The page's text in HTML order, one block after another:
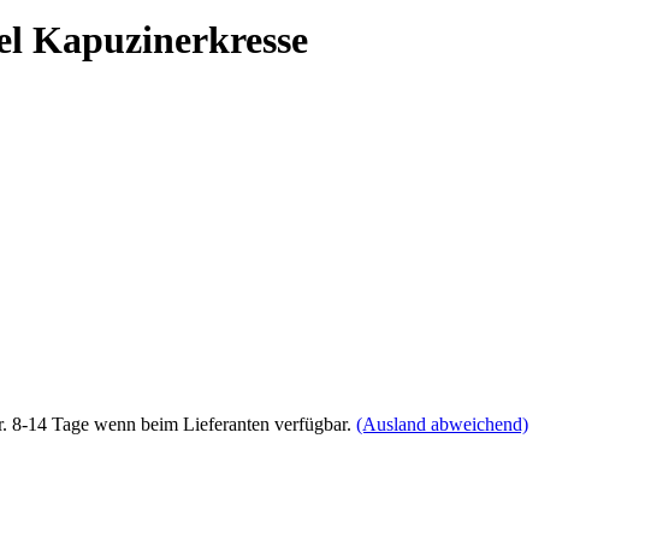
Kapuzinerkresse
8-14 Tage wenn beim Lieferanten verfügbar. (Ausland abweichend)